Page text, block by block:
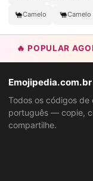
🐪Camelo 🐫Camelo
🔥 POPULAR
Emojipedia.com.br
Todos os códigos de
português — copie,
compartilhe.